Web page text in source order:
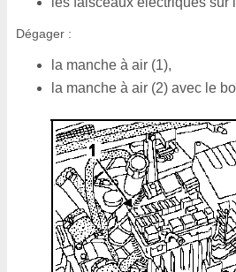
Dégager :
la manche à air (1),
la manche à air (2) avec le